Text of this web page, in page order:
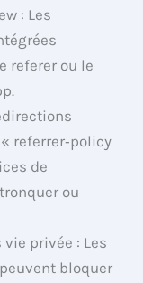
: Les
referer ou le
referrer‑policy
de
ou
vie privée : Les
bloquer